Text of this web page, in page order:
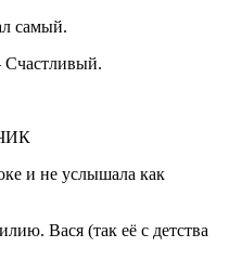
самый.
Счастливый.
и не услышала как
Вася (так её с детства